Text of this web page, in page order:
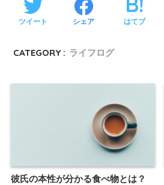
ツイート シェア はてブ
CATEGORY : ライフログ
彼氏の本性が分かる食べ物とは？